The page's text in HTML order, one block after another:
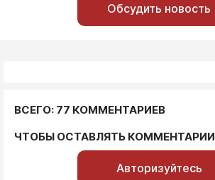
Обсудить новость
ВСЕГО: 77 КОММЕНТАРИЕВ
ЧТОБЫ ОСТАВЛЯТЬ КОММЕНТАРИИ
Авторизуйтесь